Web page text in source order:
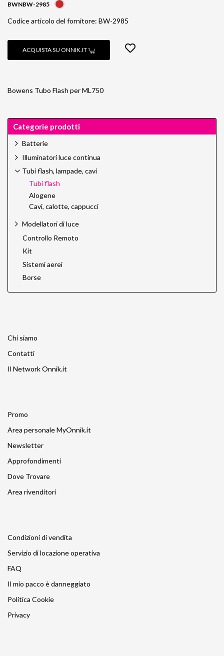
BWNBW-2985
Codice articolo del fornitore: BW-2985
ACQUISTA SU ONNIK.IT
Bowens Tubo Flash per ML750
Categorie prodotti
Batterie
Illuminatori luce continua
Tubi flash, lampade, cavi
Tubi flash
Alogene
Cavi, calotte, cappucci
Modellatori di luce
Controllo Remoto
Kit
Sistemi aerei
Borse
Chi siamo
Contatti
Il Network Onnik.it
Promo
Area personale MyOnnik.it
Newsletter
Approfondimenti
Dove Trovare
Area rivenditori
Condizioni di vendita
Servizio di locazione operativa
FAQ
Il mio pacco è danneggiato
Politica Cookie
Privacy